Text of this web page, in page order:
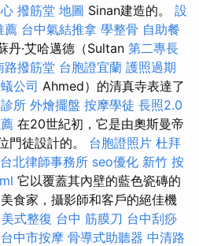
撥筋堂 地圖 Sinan建造的。 設
薦 台中氣結推拿 學整骨 自助餐
丹·艾哈邁德（Sultan 第二專長
路撥筋堂 台胞證宜蘭 護照過期
公司 Ahmed）的清真寺表達了
所 外燴擺盤 按摩學徒 長照2.0
在20世紀初，它是由奧斯曼帝
門徒設計的。 台胞證照片 杜拜
台北律師事務所 seo優化 新竹 按
它以覆蓋其內壁的藍色瓷磚的
食家，攝影師和客戶的絕佳機
式整復 台中 筋膜刀 台中刮痧
台中市按摩 骨導式助聽器 中清路